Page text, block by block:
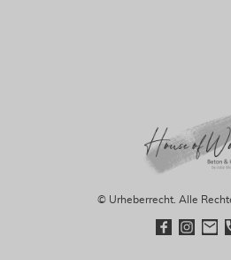
© Urheberrecht. Alle